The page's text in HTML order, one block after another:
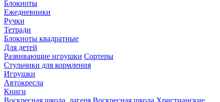
Блокноты
Ежедневники
Ручки
Тетради
Блокноты квадратные
Для детей
Развивающие игрушки Сортеры
Стульчики для кормления
Игрушки
Автокресла
Книги
Воскресная школа, лагеря Воскресная школа Христианские